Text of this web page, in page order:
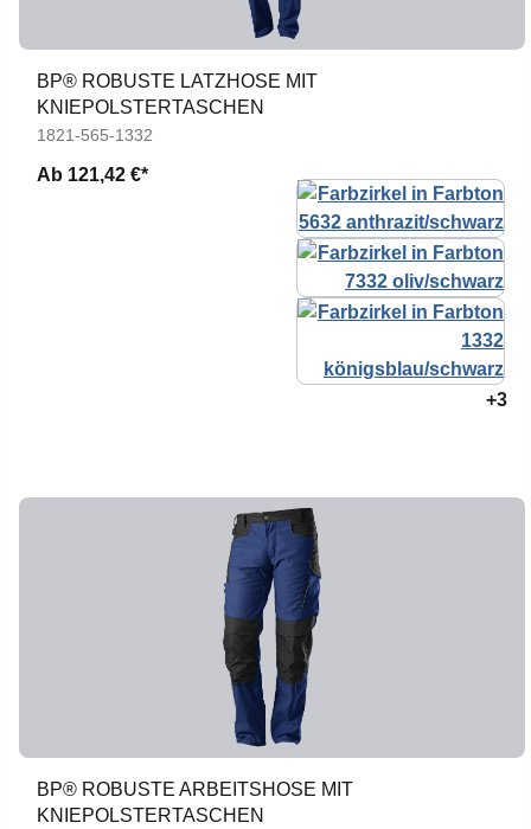
BP® ROBUSTE LATZHOSE MIT
KNIEPOLSTERTASCHEN
1821-565-1332
Ab 121,42 €*
+3
BP® ROBUSTE ARBEITSHOSE MIT
KNIEPOLSTERTASCHEN